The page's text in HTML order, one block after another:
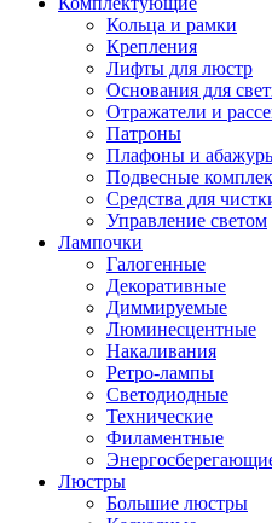
Кольца и рамки
Крепления
Лифты для люстр
Основания для
Отражатели и
Патроны
Плафоны и
Подвесные
Средства для
Управление светом
Лампочки
Галогенные
Декоративные
Диммируемые
Люминесцентные
Накаливания
Ретро-лампы
Светодиодные
Технические
Филаментные
Люстры
Большие люстры